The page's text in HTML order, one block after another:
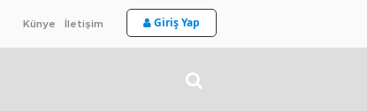
Künye İletişim Giriş Yap